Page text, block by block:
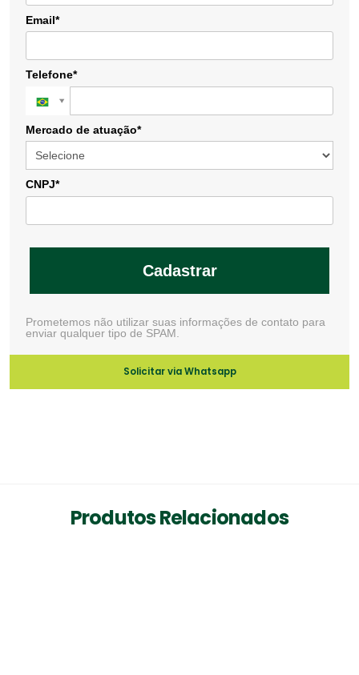
Email*
Telefone*
Mercado de atuação*
CNPJ*
Cadastrar
Prometemos não utilizar suas informações de contato para
enviar qualquer tipo de SPAM.
Solicitar via Whatsapp
Produtos Relacionados